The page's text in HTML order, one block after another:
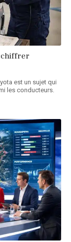
est un sujet qui
les conducteurs.